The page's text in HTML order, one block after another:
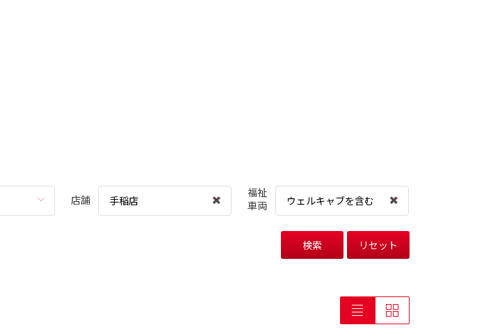
店舗 手稲店
福祉
車両
ウェルキャブを含む
検索 リセット